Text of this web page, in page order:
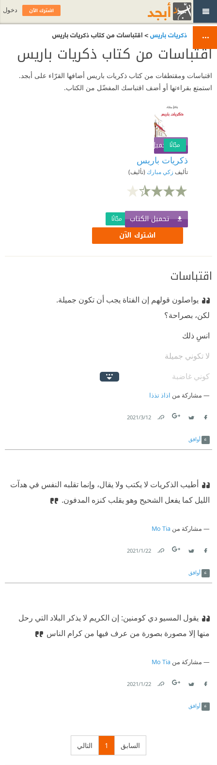
ذكريات باريس> اقتباسات من كتاب ذكريات باريس
اقتباسات من كتاب ذكريات باريس
اقتباسات ومقتطفات من كتاب ذكريات باريس أضافها القرّاء على أبجد.
استمتع بقراءتها أو أضف اقتباسك المفضّل من الكتاب.
تحميل الكتابمجّانًا
ذكريات باريس
تأليف زكي مبارك (تأليف)
تحميل الكتاب مجّانًا
اشترك الآن
اقتباسات
يواصلون قولهم إن الفتاة يجب أن تكون جميلة.
لكن، بصراحة؟
انسِ ذلك
لا تكوني جميلة
كوني غاضبة
كوني ذكية
كوني لطيفة
كوني عفوية
كوني مرحة
كوني مغامرة
ما "جميلة" على أية حال، سوى مجموعة من الحروف
كوني تعريفك الحصري للمدهش، دائمًا
هذا - مطلقًا - أهم كثيرًا من أية شيء "جميل".
- لا تكوني جميلة !💜
مشاركة من اذاذ تذذا
12‏/3‏/2021
أوافق
أطيب الذكريات لا يكتب ولا يقال، وإنما تقلبه النفس في هدآت
الليل كما يفعل الشحيح وهو يقلب كنزه المدفون.
مشاركة من Mo Tia
22‏/1‏/2021
أوافق
يقول المسيو دي كومنين: إن الكريم لا يذكر البلاد التي رحل
منها إلا مصورة بصورة من عرف فيها من كرام الناس
مشاركة من Mo Tia
22‏/1‏/2021
أوافق
السابق 1 التالي
اشترك الآن دخول